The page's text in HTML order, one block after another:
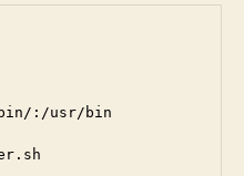
:/usr/bin